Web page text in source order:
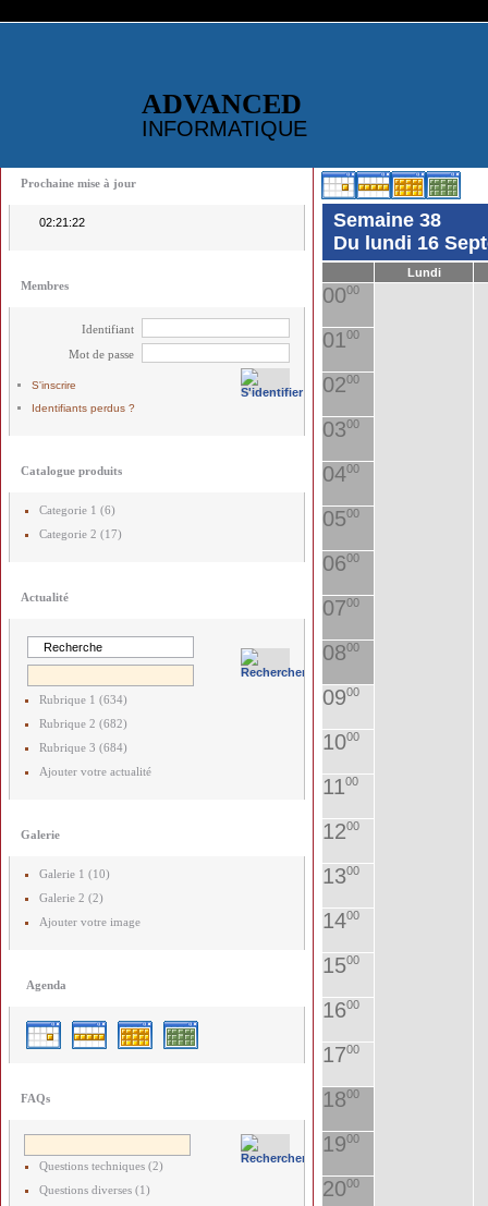
ADVANCED
INFORMATIQUE
Prochaine mise à jour
02:21:22
Membres
Identifiant
Mot de passe
S'inscrire
Identifiants perdus ?
Catalogue produits
Categorie 1 (6)
Categorie 2 (17)
Actualité
Rubrique 1 (634)
Rubrique 2 (682)
Rubrique 3 (684)
Ajouter votre actualité
Galerie
Galerie 1 (10)
Galerie 2 (2)
Ajouter votre image
Agenda
FAQs
Questions techniques (2)
Questions diverses (1)
Semaine 38
Du lundi 16
Lundi
0000
0100
0200
0300
0400
0500
0600
0700
0800
0900
1000
1100
1200
1300
1400
1500
1600
1700
1800
1900
2000